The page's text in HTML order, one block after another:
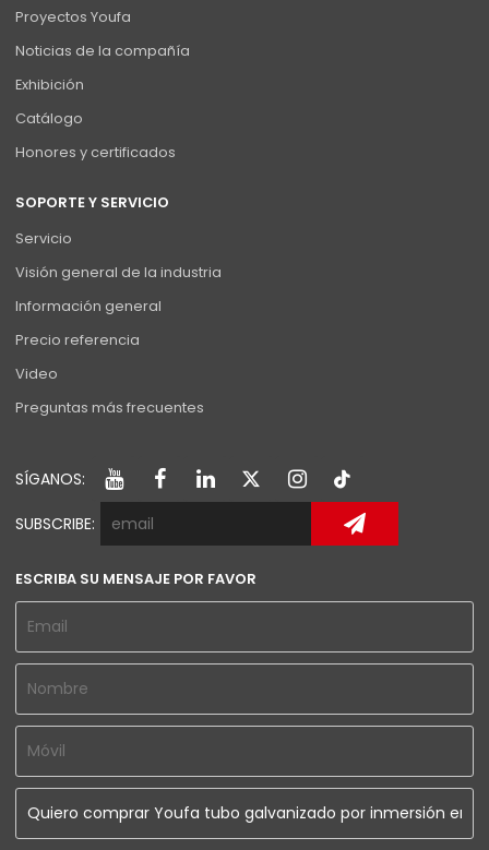
Proyectos Youfa
Noticias de la compañía
Exhibición
Catálogo
Honores y certificados
SOPORTE Y SERVICIO
Servicio
Visión general de la industria
Información general
Precio referencia
Video
Preguntas más frecuentes
SÍGANOS:
SUBSCRIBE:
ESCRIBA SU MENSAJE POR FAVOR